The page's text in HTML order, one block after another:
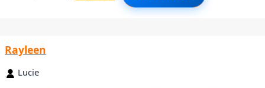
Rayleen
Lucie